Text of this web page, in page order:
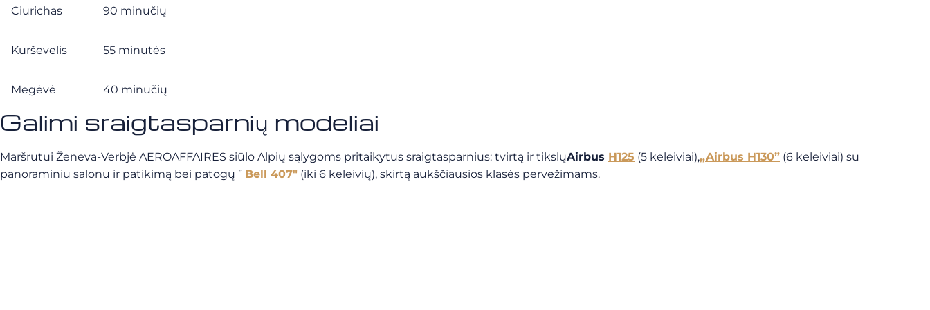
Ciurichas 90 minučių
Kurševelis 55 minutės
Megėvė 40 minučių
Galimi sraigtasparnių modeliai
Maršrutui Ženeva-Verbjė AEROAFFAIRES siūlo Alpių sąlygoms pritaikytus sraigtasparnius: tvirtą ir tikslųAirbus H125 (5 keleiviai),„Airbus H130” (6 keleiviai) su
panoraminiu salonu ir patikimą bei patogų ” Bell 407″ (iki 6 keleivių), skirtą aukščiausios klasės pervežimams.